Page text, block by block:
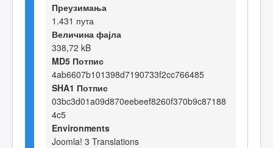
Преузимања
1.431 пута
Величина фајла
338,72 kB
MD5 Потпис
4ab6607b101398d7190733f2cc766485
SHA1 Потпис
03bc3d01a09d870eebeef8260f370b9c87188
4c5
Environments
Joomla! 3 Translations